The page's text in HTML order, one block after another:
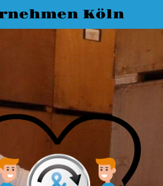
Köln